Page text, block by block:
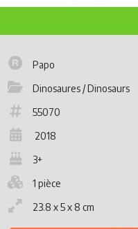
Papo
Dinosaures / Dinosaurs
55070
2018
3+
1 pièce
23.8 x 5 x 8 cm